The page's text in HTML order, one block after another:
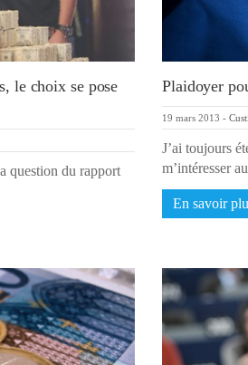
le choix se pose
question du rapport
Plaidoyer
19 mars 2013 -
J’ai toujours
m’intéresser
En savoir